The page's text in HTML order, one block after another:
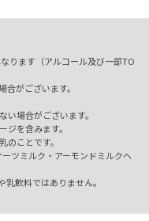
ります（アルコール及び一部TO
がございます。
場合がございます。
を含みます。
のことです。
ツミルク・アーモンドミルクへ
飲料ではありません。